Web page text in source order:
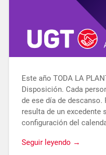
Este año TODA LA
Disposición. Cada
de ese día de descanso.
resulta de un excedente
configuración del
Seguir leyendo →